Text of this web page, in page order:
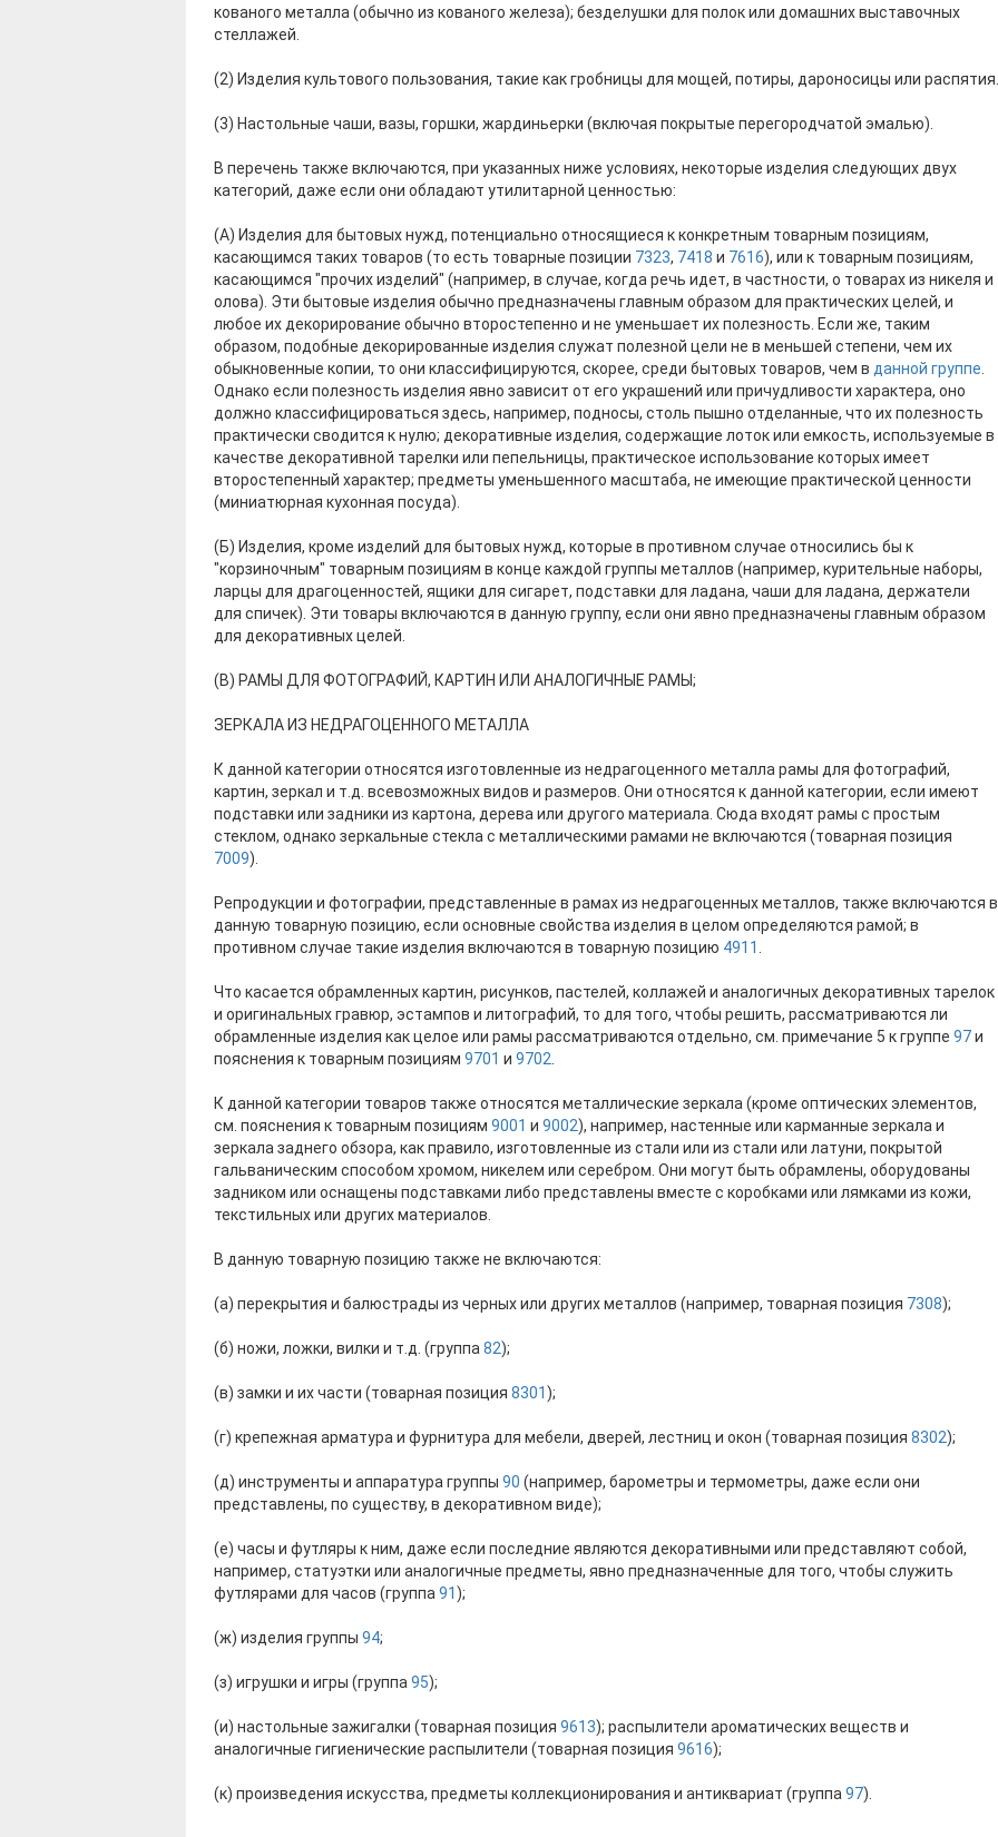
кованого металла (обычно из кованого железа); безделушки для полок или домашних выставочных
стеллажей.
(2) Изделия культового пользования, такие как гробницы для мощей, потиры, дароносицы или распятия.
(3) Настольные чаши, вазы, горшки, жардиньерки (включая покрытые перегородчатой эмалью).
В перечень также включаются, при указанных ниже условиях, некоторые изделия следующих двух
категорий, даже если они обладают утилитарной ценностью:
(А) Изделия для бытовых нужд, потенциально относящиеся к конкретным товарным позициям,
касающимся таких товаров (то есть товарные позиции 7323, 7418 и 7616), или к товарным позициям,
касающимся "прочих изделий" (например, в случае, когда речь идет, в частности, о товарах из никеля и
олова). Эти бытовые изделия обычно предназначены главным образом для практических целей, и
любое их декорирование обычно второстепенно и не уменьшает их полезность. Если же, таким
образом, подобные декорированные изделия служат полезной цели не в меньшей степени, чем их
обыкновенные копии, то они классифицируются, скорее, среди бытовых товаров, чем в данной группе
Однако если полезность изделия явно зависит от его украшений или причудливости характера, оно
должно классифицироваться здесь, например, подносы, столь пышно отделанные, что их полезность
практически сводится к нулю; декоративные изделия, содержащие лоток или емкость, используемые в
качестве декоративной тарелки или пепельницы, практическое использование которых имеет
второстепенный характер; предметы уменьшенного масштаба, не имеющие практической ценности
(миниатюрная кухонная посуда).
(Б) Изделия, кроме изделий для бытовых нужд, которые в противном случае относились бы к
"корзиночным" товарным позициям в конце каждой группы металлов (например, курительные наборы,
ларцы для драгоценностей, ящики для сигарет, подставки для ладана, чаши для ладана, держатели
для спичек). Эти товары включаются в данную группу, если они явно предназначены главным образом
для декоративных целей.
(В) РАМЫ ДЛЯ ФОТОГРАФИЙ, КАРТИН ИЛИ АНАЛОГИЧНЫЕ РАМЫ;
ЗЕРКАЛА ИЗ НЕДРАГОЦЕННОГО МЕТАЛЛА
К данной категории относятся изготовленные из недрагоценного металла рамы для фотографий,
картин, зеркал и т.д. всевозможных видов и размеров. Они относятся к данной категории, если имеют
подставки или задники из картона, дерева или другого материала. Сюда входят рамы с простым
стеклом, однако зеркальные стекла с металлическими рамами не включаются (товарная позиция
7009).
Репродукции и фотографии, представленные в рамах из недрагоценных металлов, также включаются в
данную товарную позицию, если основные свойства изделия в целом определяются рамой; в
противном случае такие изделия включаются в товарную позицию 4911
Что касается обрамленных картин, рисунков, пастелей, коллажей и аналогичных декоративных тарелок
и оригинальных гравюр, эстампов и литографий, то для того, чтобы решить, рассматриваются ли
обрамленные изделия как целое или рамы рассматриваются отдельно, см. примечание 5 к группе 97и
пояснения к товарным позициям 9701 и 9702
К данной категории товаров также относятся металлические зеркала (кроме оптических элементов,
см. пояснения к товарным позициям 9001 и 9002), например, настенные или карманные зеркала и
зеркала заднего обзора, как правило, изготовленные из стали или из стали или латуни, покрытой
гальваническим способом хромом, никелем или серебром. Они могут быть обрамлены, оборудованы
задником или оснащены подставками либо представлены вместе с коробками или лямками из кожи,
текстильных или других материалов.
В данную товарную позицию также не включаются:
(а) перекрытия и балюстрады из черных или других металлов (например, товарная позиция 7308);
(б) ножи, ложки, вилки и т.д. (группа 82);
(в) замки и их части (товарная позиция 8301);
(г) крепежная арматура и фурнитура для мебели, дверей, лестниц и окон (товарная позиция 8302);
(д) инструменты и аппаратура группы 90 (например, барометры и термометры, даже если они
представлены, по существу, в декоративном виде);
(е) часы и футляры к ним, даже если последние являются декоративными или представляют собой,
например, статуэтки или аналогичные предметы, явно предназначенные для того, чтобы служить
футлярами для часов (группа 91);
(ж) изделия группы 94;
(з) игрушки и игры (группа 95);
(и) настольные зажигалки (товарная позиция 9613); распылители ароматических веществ и
аналогичные гигиенические распылители (товарная позиция 9616);
(к) произведения искусства, предметы коллекционирования и антиквариат (группа 97).